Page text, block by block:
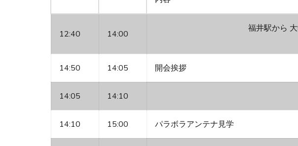
12:40 14:00
福井駅から
14:50 14:05 開会挨拶
14:05 14:10
14:10 15:00 パラボラアンテナ見学